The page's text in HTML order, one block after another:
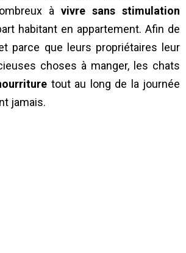
à vivre sans stimulation
habitant en appartement. Afin de
parce que leurs propriétaires leur
choses à manger, les chats
tout au long de la journée
jamais.